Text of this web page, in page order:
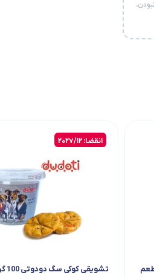
80 گرم (طعم
انقضا: 2027/12
تشویقی کوکی سگ دودوتی 100 گرم